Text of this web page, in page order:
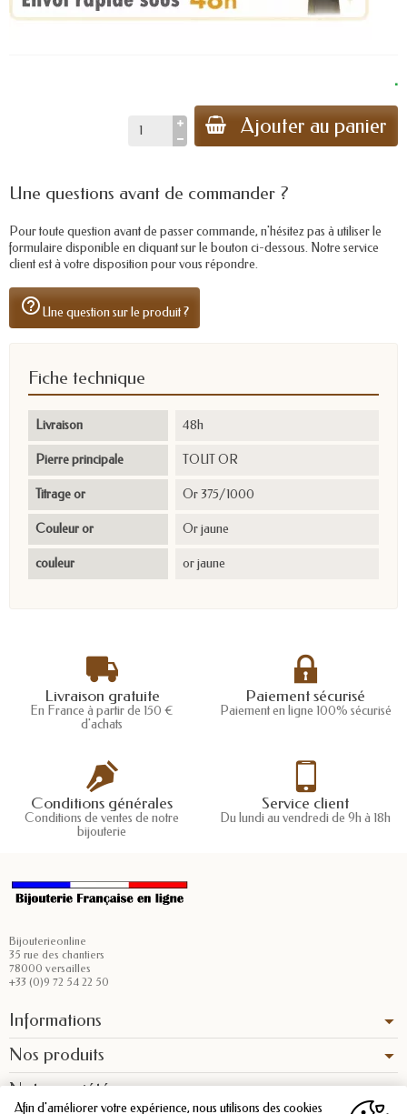
.
Ajouter au panier
Une questions avant de commander ?
Pour toute question avant de passer commande, n'hésitez pas à utiliser le
formulaire disponible en cliquant sur le bouton ci-dessous. Notre service
client est à votre disposition pour vous répondre.
help_outlineUne question sur le produit ?
Fiche technique
Livraison 48h
Pierre principale TOUT OR
Titrage or Or 375/1000
Couleur or Or jaune
couleur or jaune
Livraison gratuite
En France à partir de 150 €
d'achats
Paiement sécurisé
Paiement en ligne 100% sécurisé
Conditions générales
Conditions de ventes de notre
bijouterie
Service client
Du lundi au vendredi de 9h à 18h
Bijouterieonline
35 rue des chantiers
78000 versailles
+33 (0)9 72 54 22 50
Informations
Nos produits
Notre société
Afin d'améliorer votre expérience, nous utilisons des cookies